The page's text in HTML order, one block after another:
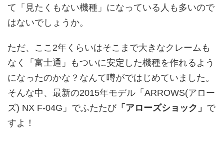
て「見たくもない機種」になっている人も多いので
はないでしょうか。
ただ、ここ2年くらいはそこまで大きなクレームも
なく「富士通」もついに安定した機種を作れるよう
になったのかな？なんて噂がではじめていました。
そんな中、最新の2015年モデル「ARROWS(アロー
ズ) NX F-04G」でふたたび「アローズショック」 で
すよ！